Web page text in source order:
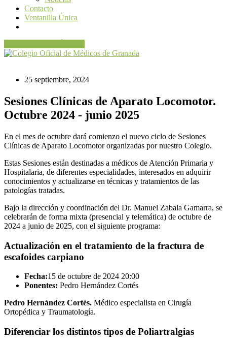
Contacto
Ventanilla Única
25 septiembre, 2024
Sesiones Clínicas de Aparato Locomotor.
Octubre 2024 - junio 2025
En el mes de octubre dará comienzo el nuevo ciclo de Sesiones
Clínicas de Aparato Locomotor organizadas por nuestro Colegio.
Estas Sesiones están destinadas a médicos de Atención Primaria y
Hospitalaria, de diferentes especialidades, interesados en adquirir
conocimientos y actualizarse en técnicas y tratamientos de las
patologías tratadas.
Bajo la dirección y coordinación del Dr. Manuel Zabala Gamarra, se
celebrarán de forma mixta (presencial y telemática) de octubre de
2024 a junio de 2025, con el siguiente programa:
Actualización en el tratamiento de la fractura de
escafoides carpiano
Fecha:15 de octubre de 2024 20:00
Ponentes: Pedro Hernández Cortés
Pedro Hernández Cortés. Médico especialista en Cirugía
Ortopédica y Traumatología.
Diferenciar los distintos tipos de Poliartralgias